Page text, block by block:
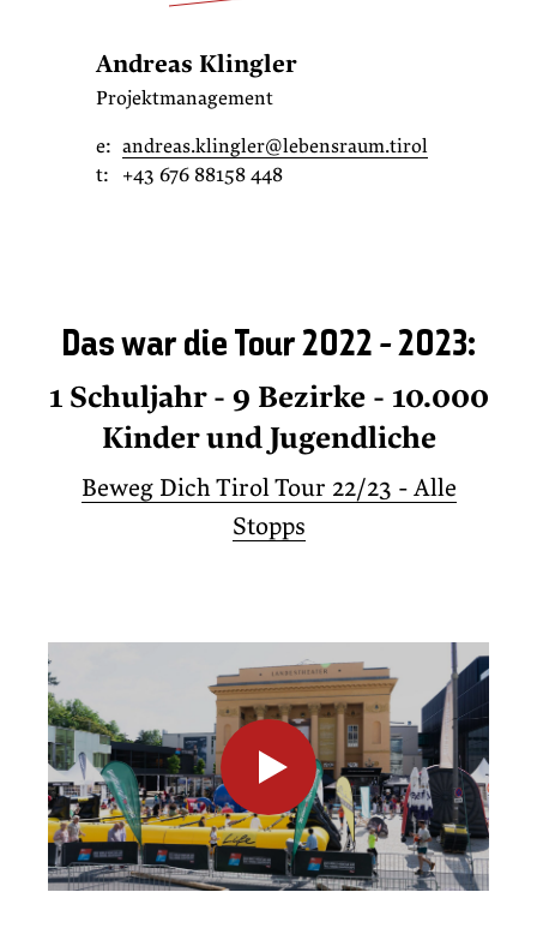
Andreas Klingler
Projektmanagement
e: andreas.klingler@lebensraum.tirol
t:
+43 676 88158 448
Das war die Tour 2022 - 2023:
1 Schuljahr - 9 Bezirke - 10.000
Kinder und Jugendliche
Beweg Dich Tirol Tour 22/23 - Alle
Stopps
Play
02:39
Mute
Enter